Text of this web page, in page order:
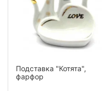
Подставка "Котята",
фарфор